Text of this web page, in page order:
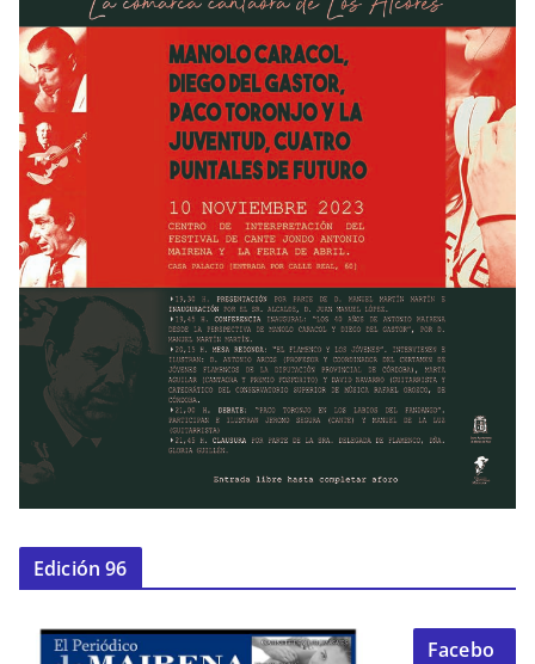
Edición 96
Facebo